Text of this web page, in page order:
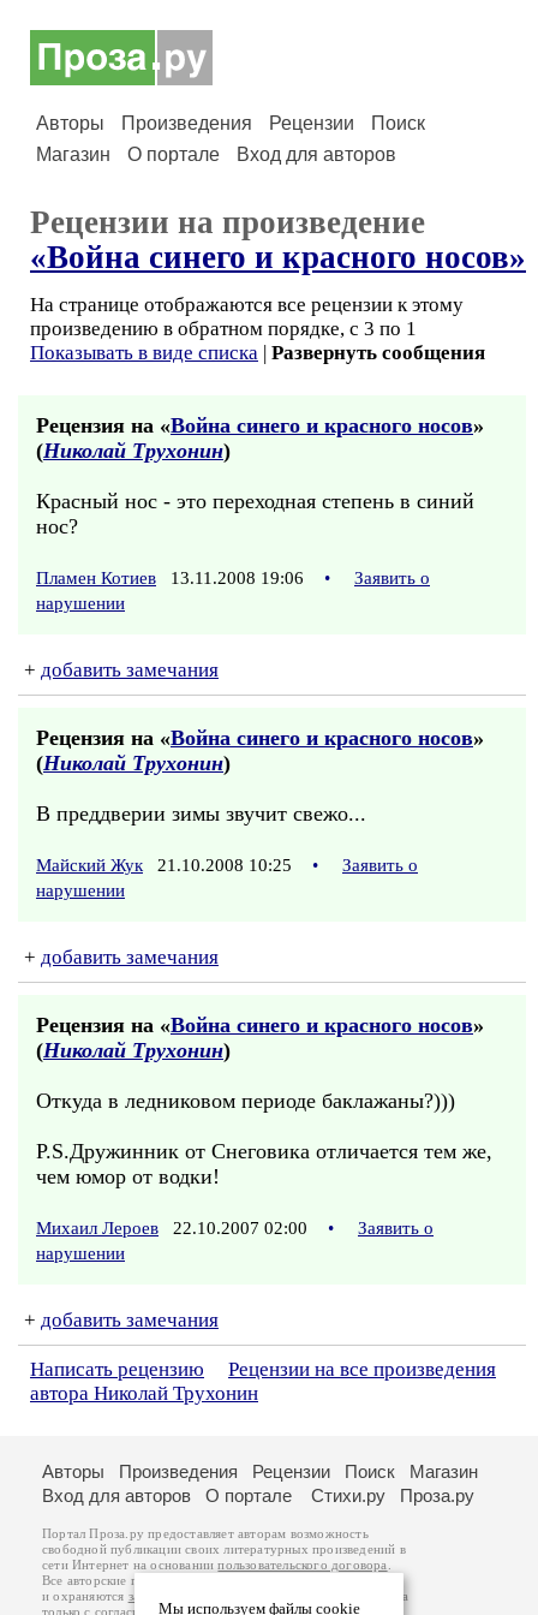
Авторы Произведения Рецензии
Поиск
Магазин
О портале Вход для авторов
Рецензии на произведение
«Война синего и красного носов»
На странице отображаются все рецензии к этому
произведению в обратном порядке, с 3 по 1
Показывать в виде списка | Развернуть сообщения
Рецензия на «Война синего и красного носов»
(Николай Трухонин)
Красный нос - это переходная степень в синий
нос?
Пламен Котиев 13.11.2008 19:06 •
Заявить о
нарушении
+ добавить замечания
Рецензия на «Война синего и красного носов»
(Николай Трухонин)
В преддверии зимы звучит свежо...
Майский Жук 21.10.2008 10:25 •
Заявить о
нарушении
+ добавить замечания
Рецензия на «Война синего и красного носов»
(Николай Трухонин)
Откуда в ледниковом периоде баклажаны?)))
P.S.Дружинник от Снеговика отличается тем же,
чем юмор от водки!
Михаил Лероев 22.10.2007 02:00 •
Заявить о
нарушении
+ добавить замечания
Написать рецензию
Рецензии на все произведения
автора Николай Трухонин
Мы используем файлы cookie
Авторы Произведения Рецензии Поиск
Магазин
Вход для авторов
О портале Стихи.ру Проза.ру
Портал Проза.ру предоставляет авторам возможность
свободной публикации своих литературных произведений в
сети Интернет на основаниипользовательского договора
Все авторские права на произведения принадлежат авторам
и охраняются законом
. Перепечатка произведений возможна
только с согласия его автора, к которому вы можете